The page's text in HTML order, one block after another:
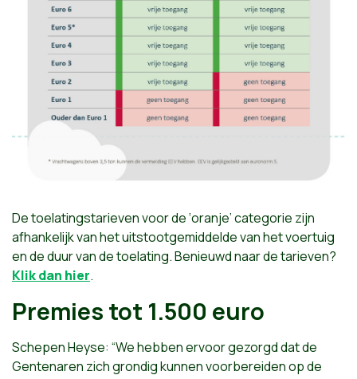
De toelatingstarieven voor de ‘oranje’ categorie zijn
afhankelijk van het uitstootgemiddelde van het voertuig
en de duur van de toelating. Benieuwd naar de tarieven?
Klik dan hier.
Premies tot 1.500 euro
Schepen Heyse: “We hebben ervoor gezorgd dat de
Gentenaren zich grondig kunnen voorbereiden op de